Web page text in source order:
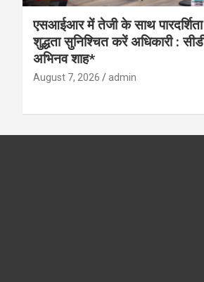
एसआईआर में तेजी के साथ
शुद्धता सुनिश्चित करें अधिकारी :
अभिनव शाह*
August 7, 2026 admin